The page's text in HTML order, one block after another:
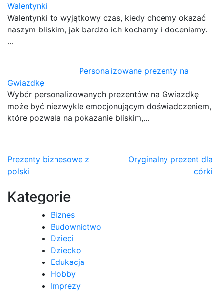
Walentynki
Walentynki to wyjątkowy czas, kiedy chcemy okazać
naszym bliskim, jak bardzo ich kochamy i doceniamy.
…
Personalizowane prezenty na
Gwiazdkę
Wybór personalizowanych prezentów na Gwiazdkę
może być niezwykle emocjonującym doświadczeniem,
które pozwala na pokazanie bliskim,…
Nawigacja
wpisu
Prezenty biznesowe z
polski
Oryginalny prezent dla
córki
Kategorie
Biznes
Budownictwo
Dzieci
Dziecko
Edukacja
Hobby
Imprezy